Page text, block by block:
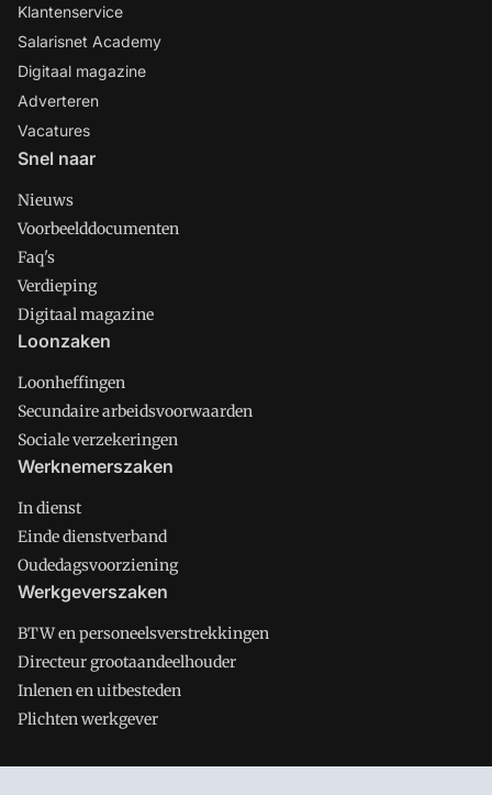
Klantenservice
Salarisnet Academy
Digitaal magazine
Adverteren
Vacatures
Snel naar
Nieuws
Voorbeelddocumenten
Faq's
Verdieping
Digitaal magazine
Loonzaken
Loonheffingen
Secundaire arbeidsvoorwaarden
Sociale verzekeringen
Werknemerszaken
In dienst
Einde dienstverband
Oudedagsvoorziening
Werkgeverszaken
BTW en personeelsverstrekkingen
Directeur grootaandeelhouder
Inlenen en uitbesteden
Plichten werkgever